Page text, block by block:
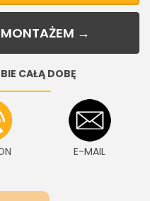
→
CAŁĄ DOBĘ
E-MAIL